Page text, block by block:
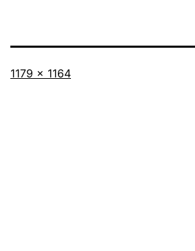
Originalgröße
1179 × 1164